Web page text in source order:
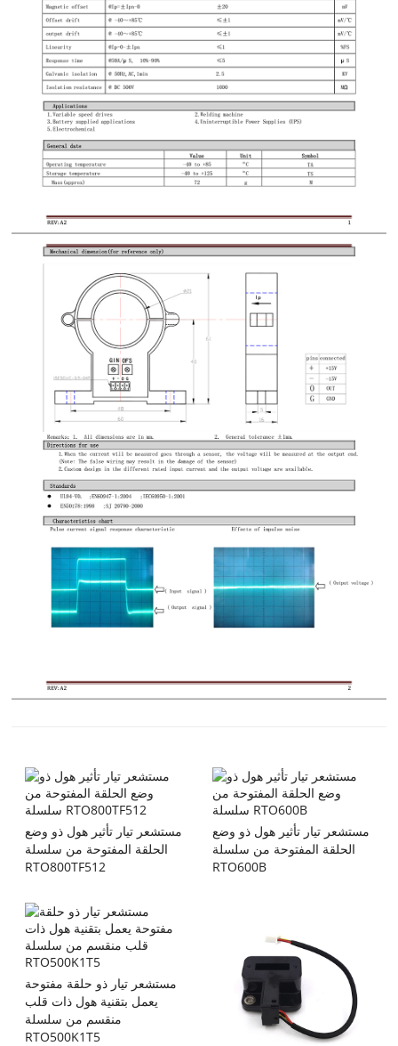
مستشعر تيار تأثير هول ذو وضع
الحلقة المفتوحة من سلسلة
RTO800TF512
مستشعر تيار تأثير هول ذو وضع
الحلقة المفتوحة من سلسلة
RTO600B
مستشعر تيار ذو حلقة مفتوحة
يعمل بتقنية هول ذات قلب
منقسم من سلسلة
RTO500K1T5